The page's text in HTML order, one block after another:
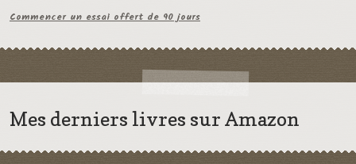
Commencer un essai offert de 90 jours
Mes derniers livres sur Amazon